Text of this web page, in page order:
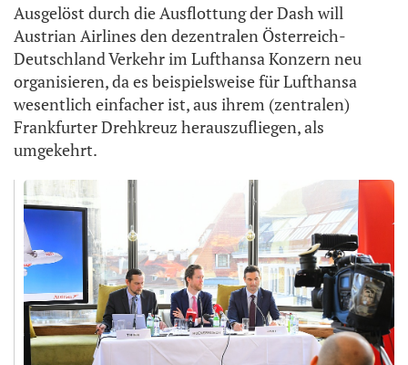
Ausgelöst durch die Ausflottung der Dash will
Austrian Airlines den dezentralen Österreich-
Deutschland Verkehr im Lufthansa Konzern neu
organisieren, da es beispielsweise für Lufthansa
wesentlich einfacher ist, aus ihrem (zentralen)
Frankfurter Drehkreuz herauszufliegen, als
umgekehrt.